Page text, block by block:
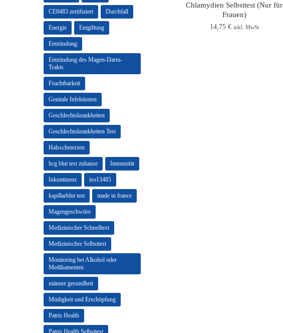
Chlamydien Selbsttest (Nur für
Frauen)
14,75 € inkl. MwSt
CE0483 zertifiziert Durchfall
Energie Entgiftung
Entzündung
Entzündung des Magen-Darm-
Trakts
Fruchtbarkeit
Genitale Infektionen
Geschlechtskrankheiten
Geschlechtskrankheiten Test
Halsschmerzen
hcg blut test zuhause Immunität
Inkontinenz iso13485
kapillarblut test made in france
Magengeschwüre
Medizinischer Schnelltest
Medizinischer Selbsttest
Monitoring bei Alkohol oder
Medikamenten
männer gesundheit
Müdigkeit und Erschöpfung
Patris Health
Patris Health Selbsttest